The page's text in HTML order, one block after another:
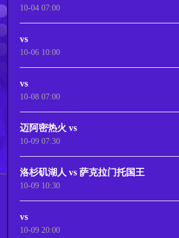
10-04 07:00
vs
10-06 10:00
vs
10-08 07:00
迈阿密热火 vs
10-09 07:30
洛杉矶湖人 vs 萨克拉门托国王
10-09 10:30
vs
10-09 20:00